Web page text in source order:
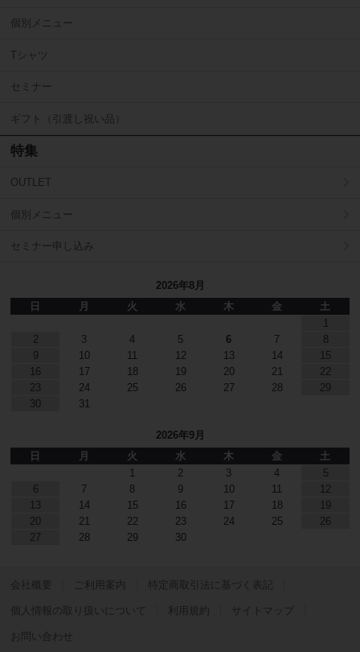
個別メニュー
Tシャツ
セミナー
ギフト（引渡し祝い品）
特集
OUTLET
個別メニュー
セミナー申し込み
2026年8月
日
月 火 水 木 金
土
1
2
3 4 5 6 7
8
9
10 11 12 13 14
15
16
17 18 19 20 21
22
23
24 25 26 27 28
29
30
31
2026年9月
日
月 火 水 木 金
土
1
2 3 4
5
6
7 8 9 10 11
12
13
14 15 16 17 18
19
20
21 22 23 24 25
26
27
28 29 30
会社概要 ご利用案内 特定商取引法に基づく表記
個人情報の取り扱いについて 利用規約 サイトマップ
お問い合わせ